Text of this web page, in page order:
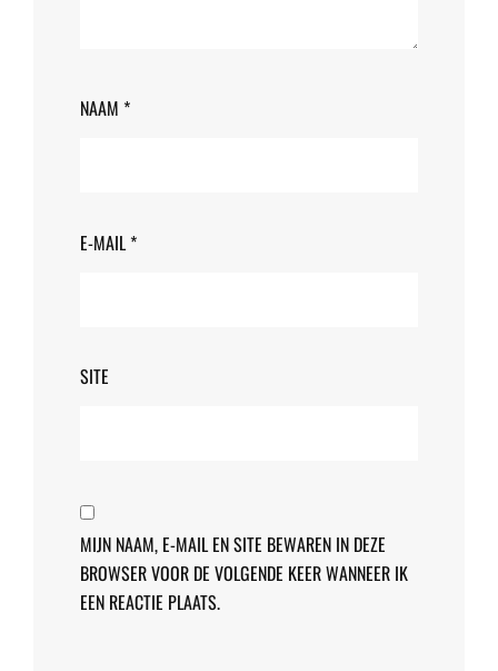
NAAM *
E-MAIL *
SITE
MIJN NAAM, E-MAIL EN SITE BEWAREN IN DEZE
BROWSER VOOR DE VOLGENDE KEER WANNEER IK
EEN REACTIE PLAATS.